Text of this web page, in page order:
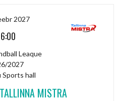
2027
Leaque
2027
Sports hall
MISTRA